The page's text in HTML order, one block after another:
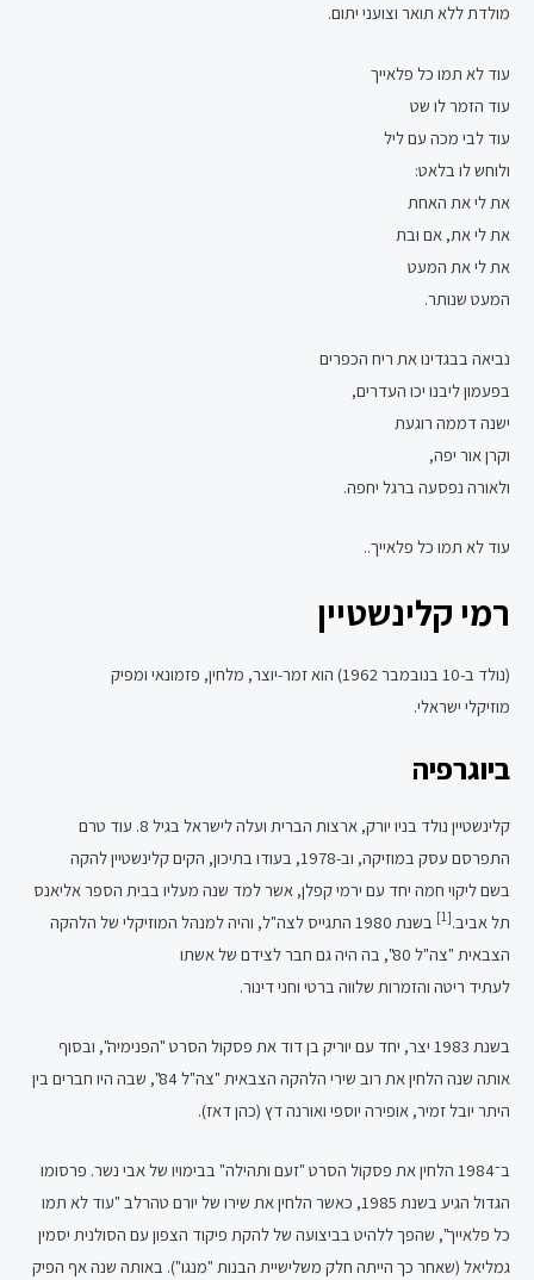
מולדת ללא תואר וצועני יתום.
עוד לא תמו כל פלאייך
עוד הזמר לו שט
עוד לבי מכה עם ליל
ולוחש לו בלאט:
את לי את האחת
את לי את, אם ובת
את לי את המעט
המעט שנותר.
נביאה בבגדינו את ריח הכפרים
בפעמון ליבנו יכו העדרים,
ישנה דממה רוגעת
וקרן אור יפה,
ולאורה נפסעה ברגל יחפה.
עוד לא תמו כל פלאייך..
רמי קלינשטיין
(נולד ב-10 בנובמבר 1962) הוא זמר-יוצר, מלחין, פזמונאי ומפיק
מוזיקלי ישראלי.
ביוגרפיה
קלינשטיין נולד בניו יורק, ארצות הברית ועלה לישראל בגיל 8. עוד טרם
התפרסם עסק במוזיקה, וב-1978, בעודו בתיכון, הקים קלינשטיין להקה
בשם ליקוי חמה יחד עם ירמי קפלן, אשר למד שנה מעליו בבית הספר אליאנס
תל אביב.[1]
בשנת 1980 התגייס לצה"ל, והיה למנהל המוזיקלי של הלהקה
הצבאית "צה"ל 80", בה היה גם חבר לצידם של אשתו
לעתיד ריטה והזמרות שלווה ברטי וחני דינור.
בשנת 1983 יצר, יחד עם יוריק בן דוד את פסקול הסרט "הפנימיה", ובסוף
אותה שנה הלחין את רוב שירי הלהקה הצבאית "צה"ל 84", שבה היו חברים בין
היתר יובל זמיר, אופירה יוספי ואורנה דץ (כהן דאז).
ב־1984 הלחין את פסקול הסרט "זעם ותהילה" בבימויו של אבי נשר. פרסומו
הגדול הגיע בשנת 1985, כאשר הלחין את שירו של יורם טהרלב "עוד לא תמו
כל פלאייך", שהפך ללהיט בביצועה של להקת פיקוד הצפון עם הסולנית יסמין
גמליאל (שאחר כך הייתה חלק משלישיית הבנות "מנגו"). באותה שנה אף הפיק